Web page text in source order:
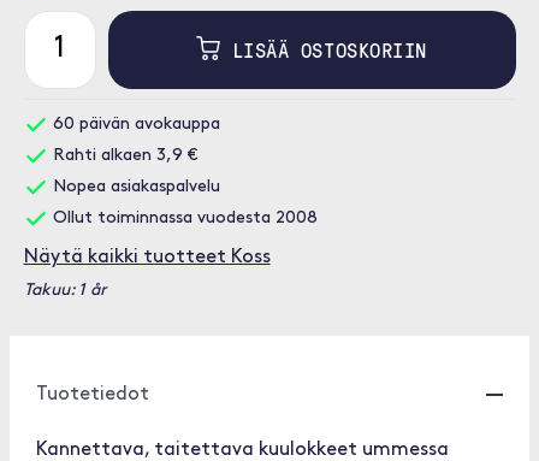
LISÄÄ OSTOSKORIIN
60 päivän avokauppa
Rahti alkaen 3,9 €
Nopea asiakaspalvelu
Ollut toiminnassa vuodesta 2008
Näytä kaikki tuotteet Koss
Takuu: 1 år
Tuotetiedot
Kannettava, taitettava kuulokkeet ummessa